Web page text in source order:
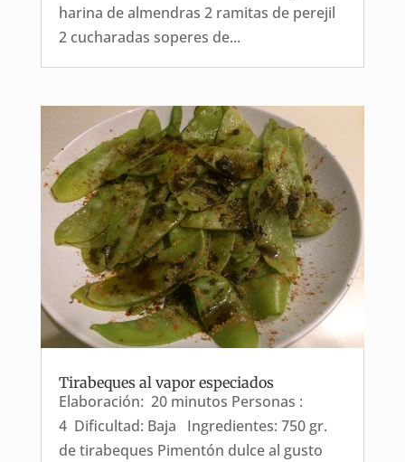
harina de almendras 2 ramitas de perejil
2 cucharadas soperes de...
Tirabeques al vapor especiados
Elaboración: 20 minutos Personas :
4 Dificultad: Baja Ingredientes: 750 gr.
de tirabeques Pimentón dulce al gusto